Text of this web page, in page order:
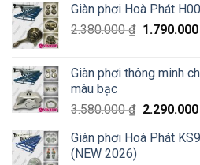
Giàn phơi Hoà Phát
2.380.000₫ 1.790.000
Giàn phơi thông minh
màu bạc
3.580.000₫ 2.290.000
Giàn phơi Hoà Phát
(NEW 2026)